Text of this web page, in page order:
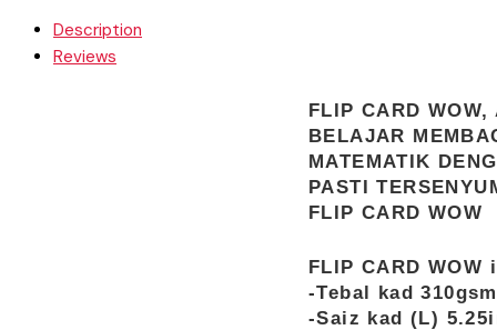
Description
Reviews
FLIP CARD
BELAJAR
MATEMATIK
PASTI
FLIP CARD WOW
FLIP CARD WOW
-Tebal kad 310gsm
-Saiz kad (L)